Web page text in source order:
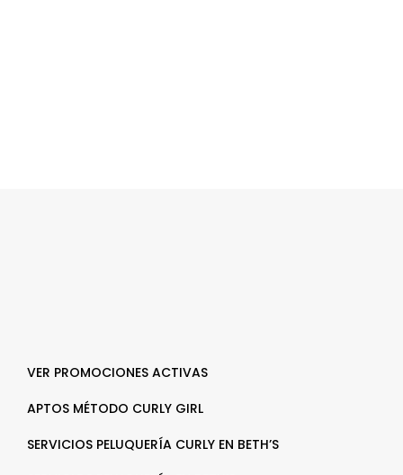
VER PROMOCIONES ACTIVAS
APTOS MÉTODO CURLY GIRL
SERVICIOS PELUQUERÍA CURLY EN BETH’S